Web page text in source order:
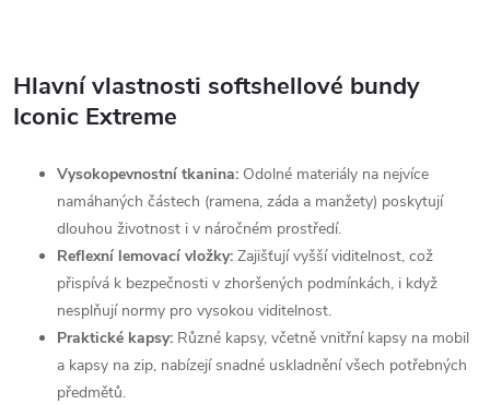
Hlavní vlastnosti softshellové bundy
Iconic Extreme
Vysokopevnostní tkanina: Odolné materiály na nejvíce
namáhaných částech (ramena, záda a manžety) poskytují
dlouhou životnost i v náročném prostředí.
Reflexní lemovací vložky: Zajišťují vyšší viditelnost, což
přispívá k bezpečnosti v zhoršených podmínkách, i když
nesplňují normy pro vysokou viditelnost.
Praktické kapsy: Různé kapsy, včetně vnitřní kapsy na mobil
a kapsy na zip, nabízejí snadné uskladnění všech potřebných
předmětů.